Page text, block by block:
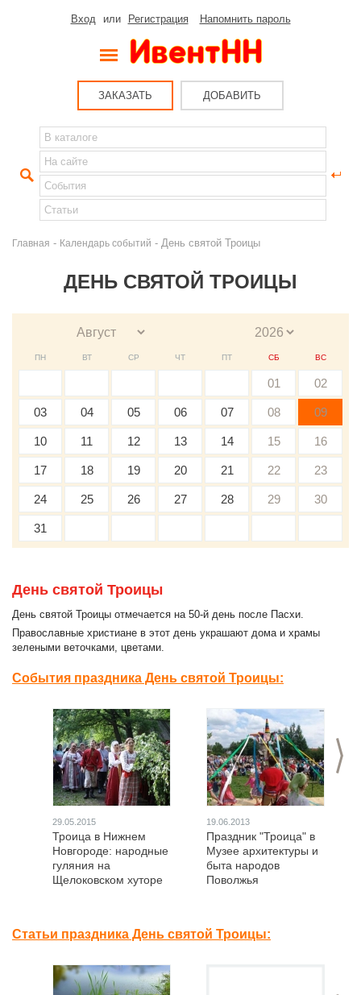
Вход или Регистрация Напомнить пароль
ЗАКАЗАТЬ ДОБАВИТЬ
Главная - Календарь событий - День святой Троицы
ДЕНЬ СВЯТОЙ ТРОИЦЫ
ПН ВТ СР ЧТ ПТ СБ ВС
01 02
03 04 05 06 07 08 09
10 11 12 13 14 15 16
17 18 19 20 21 22 23
24 25 26 27 28 29 30
31
День святой Троицы
День святой Троицы отмечается на 50-й день после Пасхи.
Православные христиане в этот день украшают дома и храмы
зелеными веточками, цветами.
События праздника День святой Троицы:
>
29.05.2015
Троица в Нижнем
Новгороде: народные
гуляния на
Щелоковском хуторе
19.06.2013
Праздник "Троица" в
Музее архитектуры и
быта народов
Поволжья
Статьи праздника День святой Троицы: